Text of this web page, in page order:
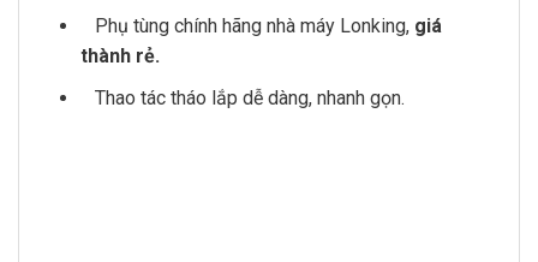
Phụ tùng chính hãng nhà máy Lonking, giá
thành rẻ.
Thao tác tháo lắp dễ dàng, nhanh gọn.